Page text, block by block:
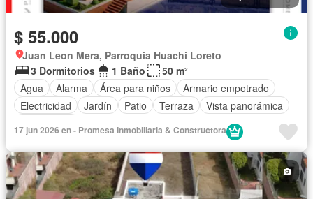
$ 55.000
Juan Leon Mera, Parroquia Huachi Loreto
3 Dormitorios
1 Baño
50 m²
Agua
Alarma Área para niños
Armario empotrado
Electricidad
Jardín Patio Terraza
Vista panorámica
17 jun 2026 en - Promesa Inmobiliaria & Constructora